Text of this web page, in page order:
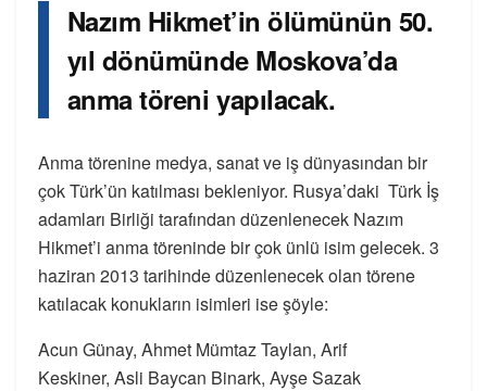
Nazım Hikmet’in ölümünün 50.
yıl dönümünde Moskova’da
anma töreni yapılacak.
Anma törenine medya, sanat ve iş dünyasından bir
çok Türk’ün katılması bekleniyor. Rusya’daki Türk İş
adamları Birliği tarafından düzenlenecek Nazım
Hikmet’i anma töreninde bir çok ünlü isim gelecek. 3
haziran 2013 tarihinde düzenlenecek olan törene
katılacak konukların isimleri ise şöyle:
Acun Günay, Ahmet Mümtaz Taylan, Arif
Keskiner, Asli Baycan Binark, Ayşe Sazak